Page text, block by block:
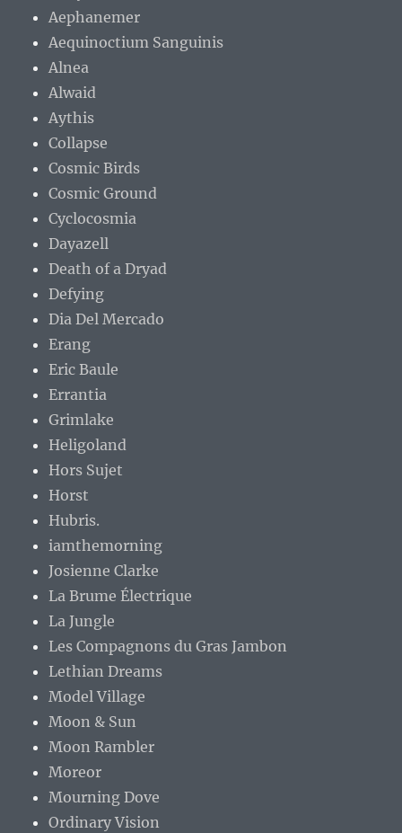
Aephanemer
Aequinoctium Sanguinis
Alnea
Alwaid
Aythis
Collapse
Cosmic Birds
Cosmic Ground
Cyclocosmia
Dayazell
Death of a Dryad
Defying
Dia Del Mercado
Erang
Eric Baule
Errantia
Grimlake
Heligoland
Hors Sujet
Horst
Hubris.
iamthemorning
Josienne Clarke
La Brume Électrique
La Jungle
Les Compagnons du Gras Jambon
Lethian Dreams
Model Village
Moon & Sun
Moon Rambler
Moreor
Mourning Dove
Ordinary Vision